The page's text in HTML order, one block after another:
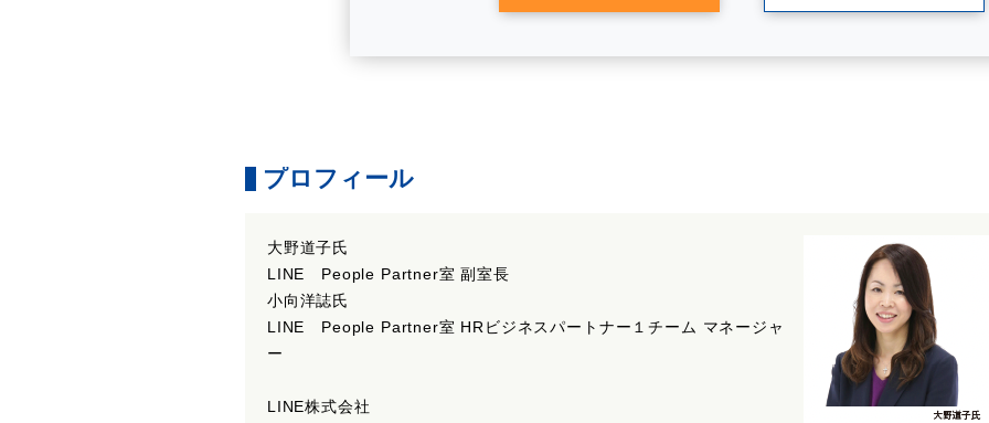
プロフィール
大野道子氏
LINE People Partner室 副室長
小向洋誌氏
LINE People Partner室 HRビジネスパートナー１チーム マネージャ
ー
LINE株式会社